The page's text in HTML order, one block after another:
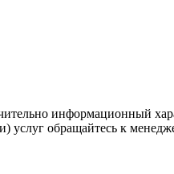
информационный
услуг обращайтесь к